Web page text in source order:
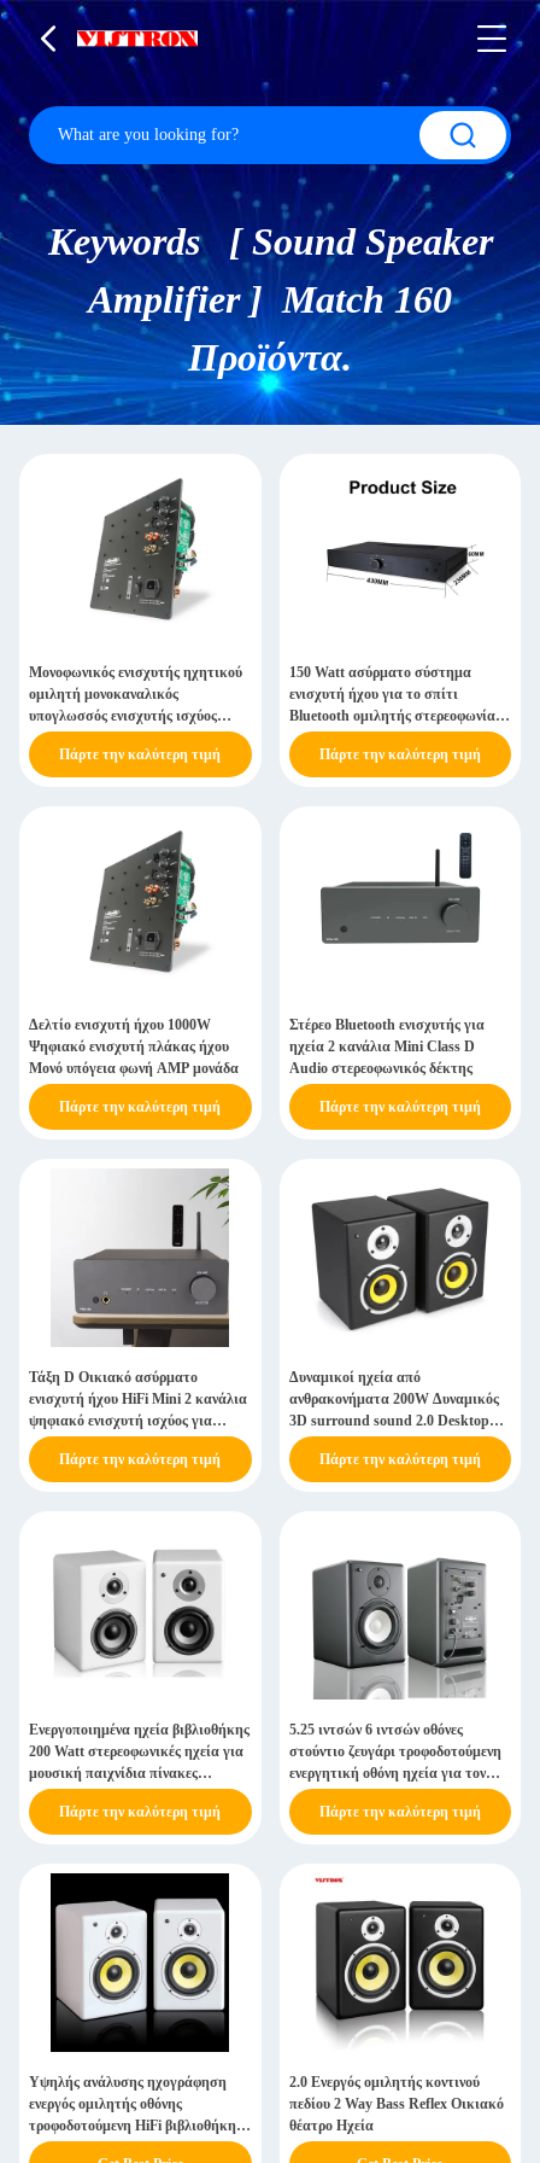
Keywords [ Sound Speaker
Amplifier ] Match 160
Προϊόντα.
Μονοφωνικός ενισχυτής ηχητικού
ομιλητή μονοκαναλικός
υπογλωσσός ενισχυτής ισχύος
επιφάνειας κλάσης D
Πάρτε την καλύτερη τιμή
150 Watt ασύρματο σύστημα
ενισχυτή ήχου για το σπίτι
Bluetooth ομιλητής στερεοφωνίας
για το σπίτι
Πάρτε την καλύτερη τιμή
Δελτίο ενισχυτή ήχου 1000W
Ψηφιακό ενισχυτή πλάκας ήχου
Μονό υπόγεια φωνή AMP μονάδα
Πάρτε την καλύτερη τιμή
Στέρεο Bluetooth ενισχυτής για
ηχεία 2 κανάλια Mini Class D
Audio στερεοφωνικός δέκτης
Πάρτε την καλύτερη τιμή
Τάξη D Οικιακό ασύρματο
ενισχυτή ήχου HiFi Mini 2 κανάλια
ψηφιακό ενισχυτή ισχύος για
παθητικούς ηχεία
Πάρτε την καλύτερη τιμή
Δυναμικοί ηχεία από
ανθρακονήματα 200W Δυναμικός
3D surround sound 2.0 Desktop
PC Monitor Ηχεία
Πάρτε την καλύτερη τιμή
Ενεργοποιημένα ηχεία βιβλιοθήκης
200 Watt στερεοφωνικές ηχεία για
μουσική παιχνίδια πίνακες
μετατροπής Συστήματα οικιακού
κινηματογράφου
Πάρτε την καλύτερη τιμή
5.25 ιντσών 6 ιντσών οθόνες
στούντιο ζευγάρι τροφοδοτούμενη
ενεργητική οθόνη ηχεία για τον
υπολογιστή HiFi Audio
Πάρτε την καλύτερη τιμή
Υψηλής ανάλυσης ηχογράφηση
ενεργός ομιλητής οθόνης
τροφοδοτούμενη HiFi βιβλιοθήκη
ηχεία με πίσω θύρα
2.0 Ενεργός ομιλητής κοντινού
πεδίου 2 Way Bass Reflex Οικιακό
θέατρο Ηχεία